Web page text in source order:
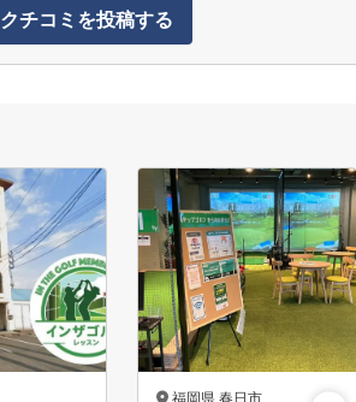
クチコミを投稿する
福岡県 春日市